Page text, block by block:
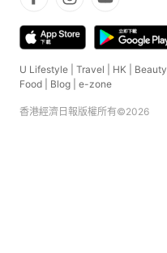
U Lifestyle Travel HK Beauty
Food
Blog e-zone
香港經濟日報版權所有©2026